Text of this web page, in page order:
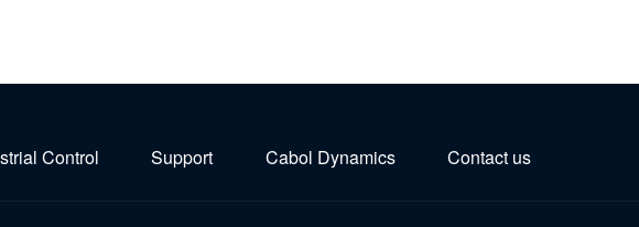
Control Support Cabol Dynamics Contact us